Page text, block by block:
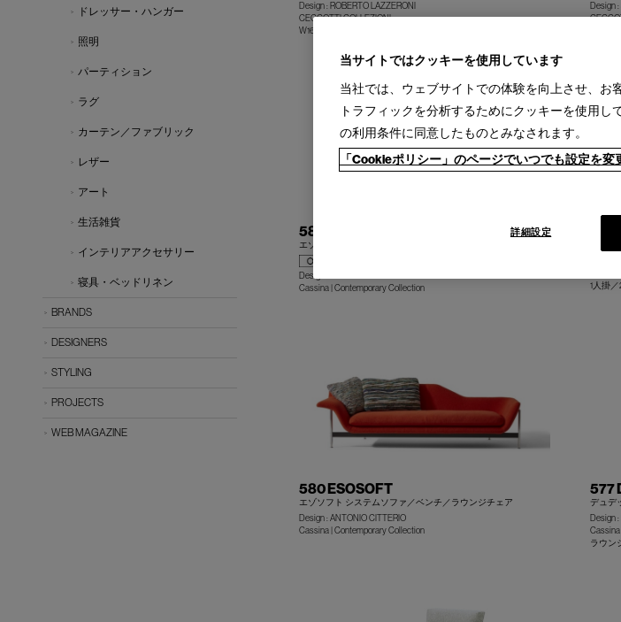
Design : ROBERTO LAZZERONI
CECCOTTI COLLEZIONI
W1650 × D800 × H820 (SH420)
Design :
582 ESOSOFT OUTDOOR
エゾソフト アウトドア ソファ
Design : ANTONIO CITTERIO
Cassina | Contemporary Collection
1人掛
580 ESOSOFT
エゾソフト システムソファ／ベンチ／ラウンジチェア
Design : ANTONIO CITTERIO
Cassina | Contemporary Collection
577
デュデ
Design :
ラウン
ドレッサー・ハンガー
照明
パーティション
ラグ
カーテン／ファブリック
レザー
アート
生活雑貨
インテリアアクセサリー
寝具・ベッドリネン
BRANDS
DESIGNERS
STYLING
PROJECTS
WEB MAGAZINE
当サイトではクッキーを使用しています
当社では、ウェブサイトでの体験を向上させ、お
トラフィックを分析するためにクッキーを使用し
の利用条件に同意したものとみなされます。
「Cookieポリシー」のページでいつでも設定を変
詳細設定